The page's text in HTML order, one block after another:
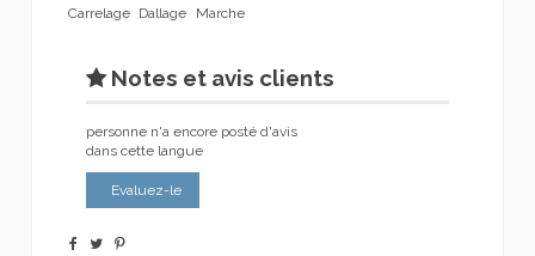
Carrelage Dallage Marche
Notes et avis clients
personne n'a encore posté d'avis
dans cette langue
Evaluez-le